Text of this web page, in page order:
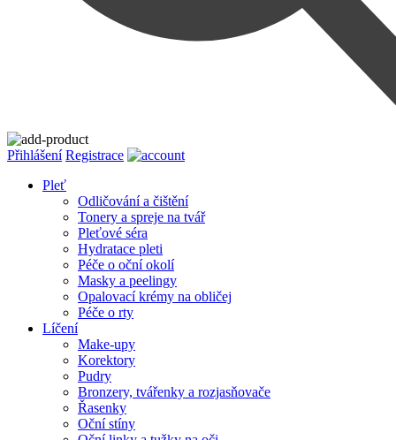
Přihlášení Registrace
Pleť
Odličování a čištění
Tonery a spreje na tvář
Pleťové séra
Hydratace pleti
Péče o oční okolí
Masky a peelingy
Opalovací krémy na obličej
Péče o rty
Líčení
Make-upy
Korektory
Pudry
Bronzery, tvářenky a rozjasňovače
Řasenky
Oční stíny